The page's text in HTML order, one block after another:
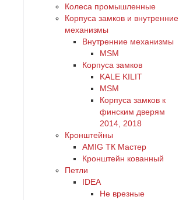
Колеса промышленные
Корпуса замков и внутренние
механизмы
Внутренние механизмы
MSM
Корпуса замков
KALE KILIT
MSM
Корпуса замков к
финским дверям
2014, 2018
Кронштейны
AMIG ТК Мастер
Кронштейн кованный
Петли
IDEA
Не врезные